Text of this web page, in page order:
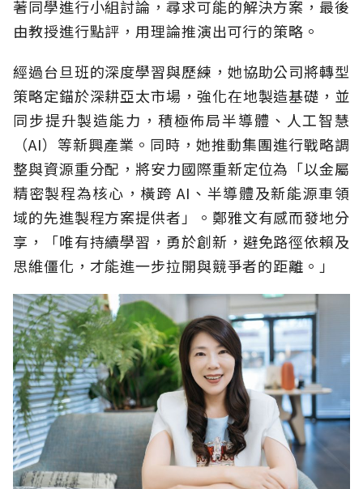
著同學進行小組討論，尋求可能的解決方案，最後
由教授進行點評，用理論推演出可行的策略。
經過台旦班的深度學習與歷練，她協助公司將轉型
策略定錨於深耕亞太市場，強化在地製造基礎，並
同步提升製造能力，積極佈局半導體、人工智慧
（AI）等新興產業。同時，她推動集團進行戰略調
整與資源重分配，將安力國際重新定位為「以金屬
精密製程為核心，橫跨 AI、半導體及新能源車領
域的先進製程方案提供者」。鄭雅文有感而發地分
享，「唯有持續學習，勇於創新，避免路徑依賴及
思維僵化，才能進一步拉開與競爭者的距離。」